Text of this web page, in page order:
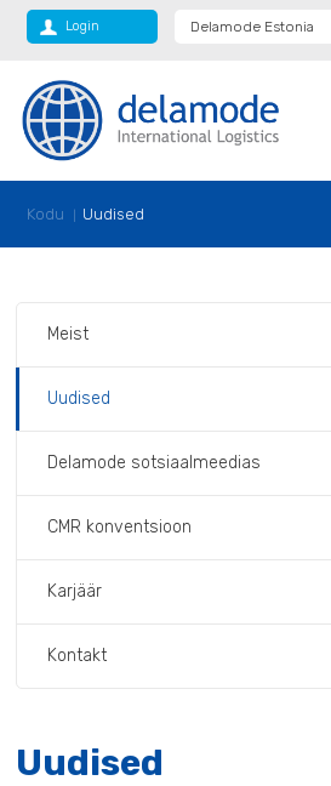
Login
Delamode Estonia
Delamode Bulgaria
Delamode Latvia
Delamode Macedonia
Kodu Uudised
Meist
Uudised
Delamode sotsiaalmeedias
CMR konventsioon
Karjäär
Kontakt
Uudised